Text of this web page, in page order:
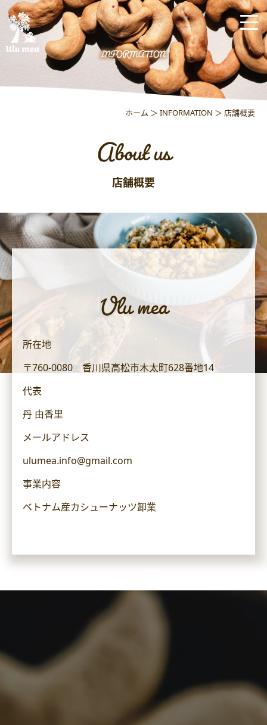
ホーム ＞ INFORMATION ＞ 店舗概要
About us
店舗概要
Ulu mea
所在地
〒760-0080 香川県高松市木太町628番地14
代表
丹 由香里
メールアドレス
ulumea.info@gmail.com
事業内容
ベトナム産カシューナッツ卸業